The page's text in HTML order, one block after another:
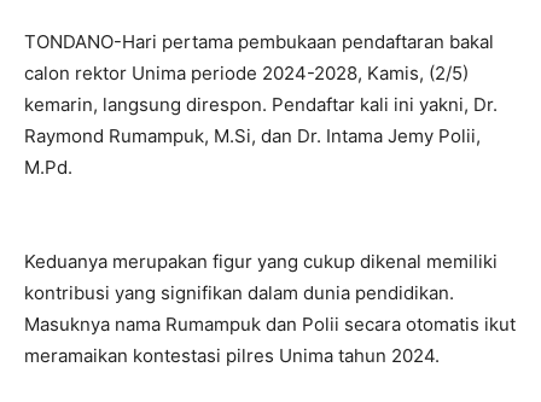
TONDANO-Hari pertama pembukaan pendaftaran bakal
calon rektor Unima periode 2024-2028, Kamis, (2/5)
kemarin, langsung direspon. Pendaftar kali ini yakni, Dr.
Raymond Rumampuk, M.Si, dan Dr. Intama Jemy Polii,
M.Pd.
Keduanya merupakan figur yang cukup dikenal memiliki
kontribusi yang signifikan dalam dunia pendidikan.
Masuknya nama Rumampuk dan Polii secara otomatis ikut
meramaikan kontestasi pilres Unima tahun 2024.